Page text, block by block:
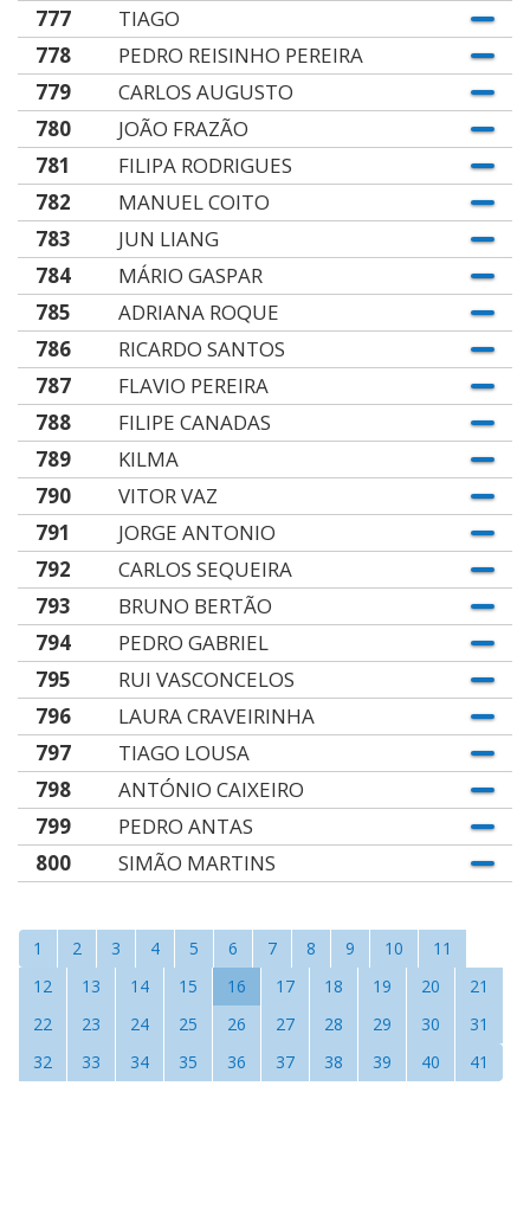
777
TIAGO
778
PEDRO REISINHO PEREIRA
779
CARLOS AUGUSTO
780
JOÃO FRAZÃO
781
FILIPA RODRIGUES
782
MANUEL COITO
783
JUN LIANG
784
MÁRIO GASPAR
785
ADRIANA ROQUE
786
RICARDO SANTOS
787
FLAVIO PEREIRA
788
FILIPE CANADAS
789
KILMA
790
VITOR VAZ
791
JORGE ANTONIO
792
CARLOS SEQUEIRA
793
BRUNO BERTÃO
794
PEDRO GABRIEL
795
RUI VASCONCELOS
796
LAURA CRAVEIRINHA
797
TIAGO LOUSA
798
ANTÓNIO CAIXEIRO
799
PEDRO ANTAS
800
SIMÃO MARTINS
1 2 3 4 5 6 7 8 9 10
11
12
13 14 15 16 17 18 19 20
21
22
23 24 25 26 27 28 29 30
31
32
33 34 35 36 37 38 39 40 41